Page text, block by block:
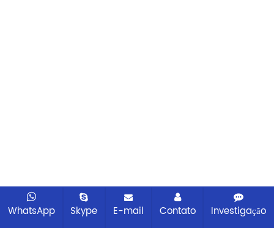
WhatsApp Skype E-mail Contato Investigação